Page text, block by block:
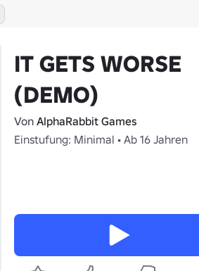
IT GETS WORSE
(DEMO)
Von AlphaRabbit Games
Einstufung: Minimal • Ab 16 Jahren